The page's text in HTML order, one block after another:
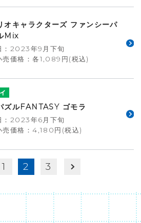
オキャラクターズ ファンシーパ
Mix
：2023年9月下旬
売価格：各1,089円(税込)
ズルFANTASY ゴモラ
：2023年6月下旬
売価格：4,180円(税込)
1 2 3